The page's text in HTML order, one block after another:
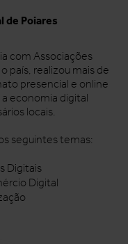
de Poiares
com Associações
país, realizou mais de
presencial e online
a economia digital
locais.
seguintes temas:
Digitais
Digital